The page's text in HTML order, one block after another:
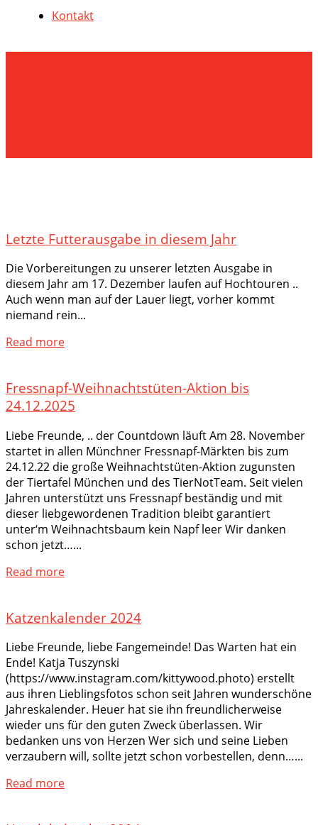
Kontakt
Letzte Futterausgabe in diesem Jahr
Die Vorbereitungen zu unserer letzten Ausgabe in
diesem Jahr am 17. Dezember laufen auf Hochtouren ..
Auch wenn man auf der Lauer liegt, vorher kommt
niemand rein...
Read more
Fressnapf-Weihnachtstüten-Aktion bis
24.12.2025
Liebe Freunde, .. der Countdown läuft Am 28. November
startet in allen Münchner Fressnapf-Märkten bis zum
24.12.22 die große Weihnachtstüten-Aktion zugunsten
der Tiertafel München und des TierNotTeam. Seit vielen
Jahren unterstützt uns Fressnapf beständig und mit
dieser liebgewordenen Tradition bleibt garantiert
unter‘m Weihnachtsbaum kein Napf leer Wir danken
schon jetzt…...
Read more
Katzenkalender 2024
Liebe Freunde, liebe Fangemeinde! Das Warten hat ein
Ende! Katja Tuszynski
(https://www.instagram.com/kittywood.photo) erstellt
aus ihren Lieblingsfotos schon seit Jahren wunderschöne
Jahreskalender. Heuer hat sie ihn freundlicherweise
wieder uns für den guten Zweck überlassen. Wir
bedanken uns von Herzen Wer sich und seine Lieben
verzaubern will, sollte jetzt schon vorbestellen, denn…...
Read more